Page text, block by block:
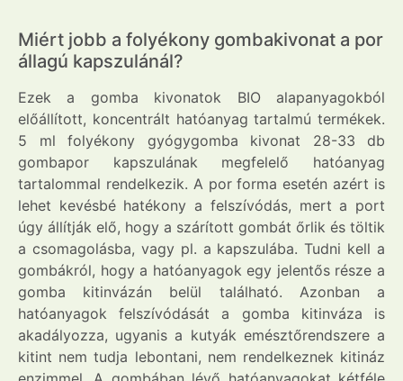
Miért jobb a folyékony gombakivonat a por
állagú kapszulánál?
Ezek a gomba kivonatok BIO alapanyagokból
előállított, koncentrált hatóanyag tartalmú termékek.
5 ml folyékony gyógygomba kivonat 28-33 db
gombapor kapszulának megfelelő hatóanyag
tartalommal rendelkezik. A por forma esetén azért is
lehet kevésbé hatékony a felszívódás, mert a port
úgy állítják elő, hogy a szárított gombát őrlik és töltik
a csomagolásba, vagy pl. a kapszulába. Tudni kell a
gombákról, hogy a hatóanyagok egy jelentős része a
gomba kitinvázán belül található. Azonban a
hatóanyagok felszívódását a gomba kitinváza is
akadályozza, ugyanis a kutyák emésztőrendszere a
kitint nem tudja lebontani, nem rendelkeznek kitináz